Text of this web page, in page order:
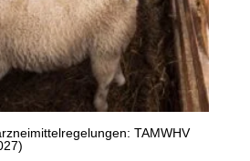
TAMWHV